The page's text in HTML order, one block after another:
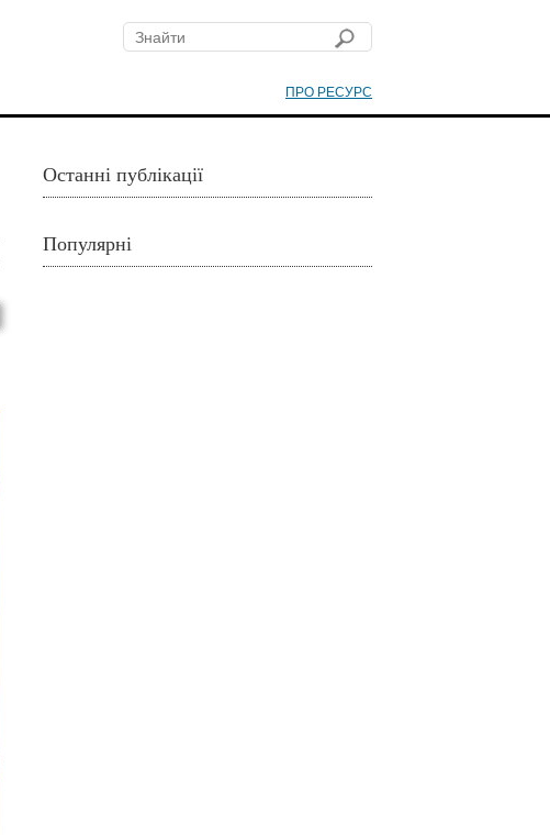
ПРО РЕСУРС
Останні публікації
Популярні